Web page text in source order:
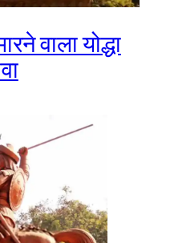
वाला योद्धा